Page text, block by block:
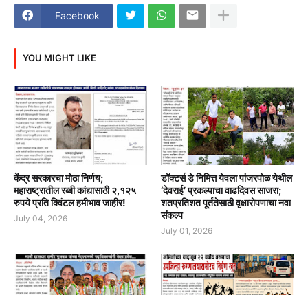
Facebook
YOU MIGHT LIKE
केंद्र सरकारचा मोठा निर्णय;
महाराष्ट्रातील रब्बी कांद्यासाठी २,१२५
रुपये प्रति क्विंटल हमीभाव जाहीर!
July 04, 2026
डॉक्टर्स डे निमित्त येवला पांजरपोळ येथील
‘देवराई’ प्रकल्पाचा वाढदिवस साजरा;
शतप्रतिशत पूर्ततेसाठी वृक्षारोपणाचा नवा
संकल्प
July 01, 2026